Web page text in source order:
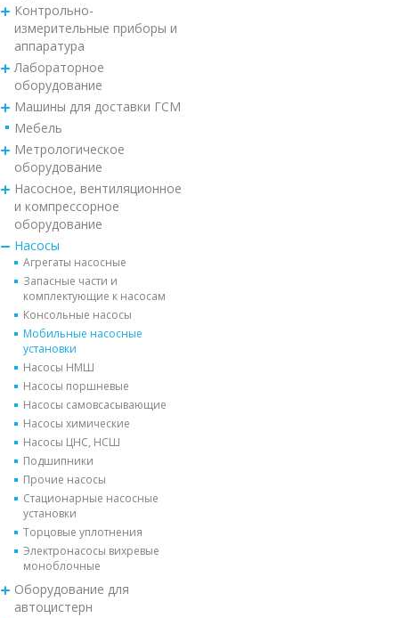
Контрольно-
измерительные приборы и
аппаратура
Лабораторное
оборудование
Машины для доставки ГСМ
Мебель
Метрологическое
оборудование
Насосное, вентиляционное
и компрессорное
оборудование
Насосы
Агрегаты насосные
Запасные части и
комплектующие к насосам
Консольные насосы
Мобильные насосные
установки
Насосы НМШ
Насосы поршневые
Насосы самовсасывающие
Насосы химические
Насосы ЦНС, НСШ
Подшипники
Прочие насосы
Стационарные насосные
установки
Торцовые уплотнения
Электронасосы вихревые
моноблочные
Оборудование для
автоцистерн